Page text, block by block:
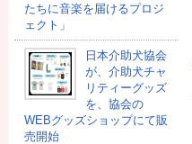
たちに音楽を届けるプロジ
ェクト」
日本介助犬協会
が、介助犬チャ
リティーグッズ
を、協会の
WEBグッズショップにて販
売開始